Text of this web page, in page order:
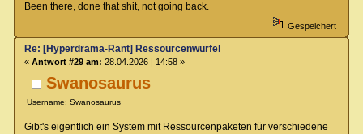
Been there, done that shit, not going back.
Gespeichert
Swanosaurus
Username: Swanosaurus
Re: [Hyperdrama-Rant] Ressourcenwürfel
« Antwort #29 am: 28.04.2026 | 14:58 »
Gibt's eigentlich ein System mit Ressourcenpaketen für verschiedene